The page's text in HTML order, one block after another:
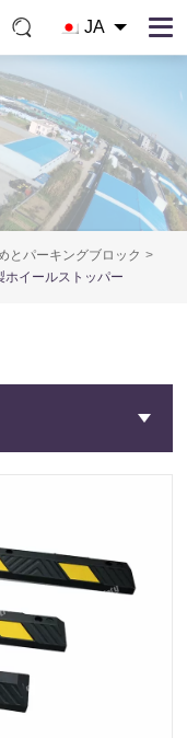
JA
とパーキングブロック
イールストッパー